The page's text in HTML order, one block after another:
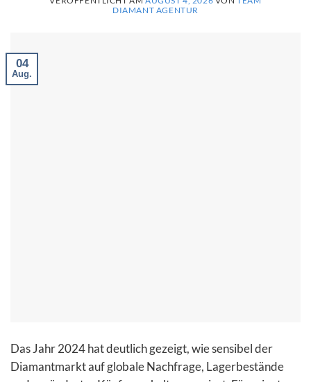
DIAMANT AGENTUR
04
Aug.
Das Jahr 2024 hat deutlich gezeigt, wie sensibel der
Diamantmarkt auf globale Nachfrage, Lagerbestände